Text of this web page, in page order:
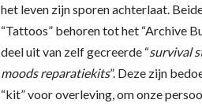
het leven zijn sporen achterlaat.
“Tattoos” behoren tot het “Archive
deel uit van zelf gecreerde “survival
moods reparatiekits”. Deze zijn
“kit” voor overleving, om onze